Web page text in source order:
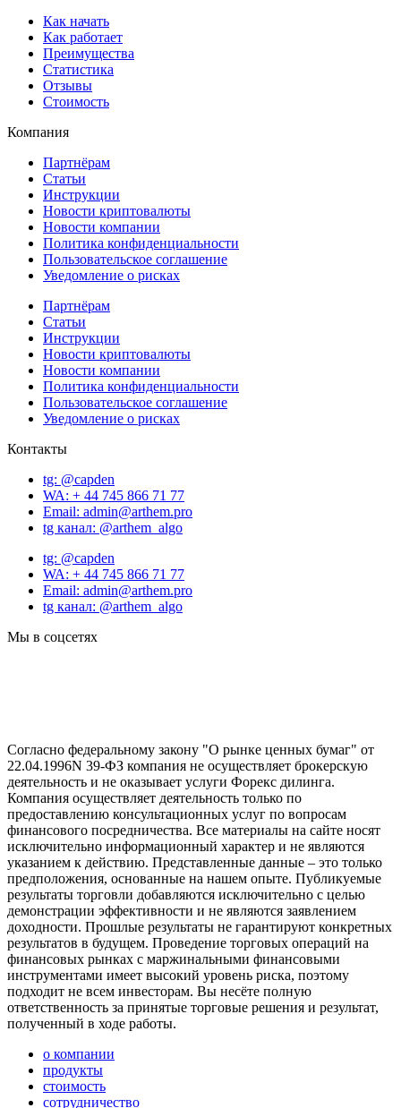
Как начать
Как работает
Преимущества
Статистика
Отзывы
Стоимость
Компания
Партнёрам
Статьи
Инструкции
Новости криптовалюты
Новости компании
Политика конфиденциальности
Пользовательское соглашение
Уведомление о рисках
Партнёрам
Статьи
Инструкции
Новости криптовалюты
Новости компании
Политика конфиденциальности
Пользовательское соглашение
Уведомление о рисках
Контакты
tg: @capden
WA: + 44 745 866 71 77
Email: admin@arthem.pro
tg канал: @arthem_algo
tg: @capden
WA: + 44 745 866 71 77
Email: admin@arthem.pro
tg канал: @arthem_algo
Мы в соцсетях
Согласно федеральному закону "О рынке ценных бумаг" от
22.04.1996N 39-ФЗ компания не осуществляет брокерскую
деятельность и не оказывает услуги Форекс дилинга.
Компания осуществляет деятельность только по
предоставлению консультационных услуг по вопросам
финансового посредничества. Все материалы на сайте носят
исключительно информационный характер и не являются
указанием к действию. Представленные данные – это только
предположения, основанные на нашем опыте. Публикуемые
результаты торговли добавляются исключительно с целью
демонстрации эффективности и не являются заявлением
доходности. Прошлые результаты не гарантируют конкретных
результатов в будущем. Проведение торговых операций на
финансовых рынках с маржинальными финансовыми
инструментами имеет высокий уровень риска, поэтому
подходит не всем инвесторам. Вы несёте полную
ответственность за принятые торговые решения и результат,
полученный в ходе работы.
о компании
продукты
стоимость
сотрудничество